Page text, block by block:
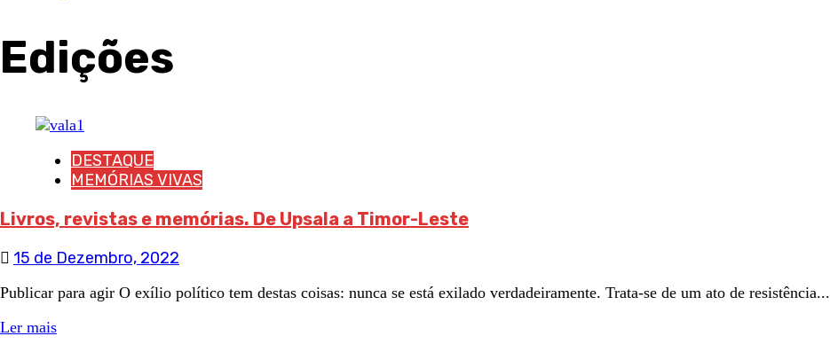
Edições
DESTAQUE
MEMÓRIAS VIVAS
Livros, revistas e memórias. De Upsala a Timor-Leste
15 de Dezembro, 2022
Publicar para agir O exílio político tem destas coisas: nunca se está exilado verdadeiramente. Trata-se de um ato de resistência...
Ler mais